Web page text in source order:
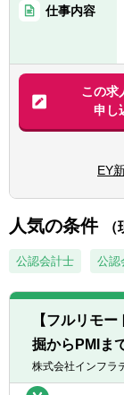
仕事内容
この求
申し
EY
人気の条件
公認会計士 公認
【フルリモ
掘からPMIま
株式会社インフラ